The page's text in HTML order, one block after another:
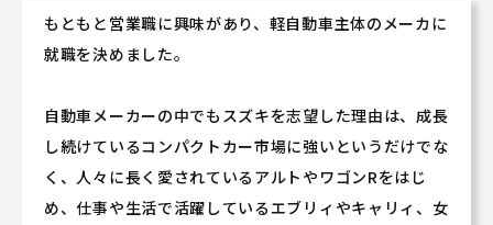
もともと営業職に興味があり、軽自動車主体のメーカに
就職を決めました。
自動車メーカーの中でもスズキを志望した理由は、成長
し続けているコンパクトカー市場に強いというだけでな
く、人々に長く愛されているアルトやワゴンRをはじ
め、仕事や生活で活躍しているエブリィやキャリィ、女